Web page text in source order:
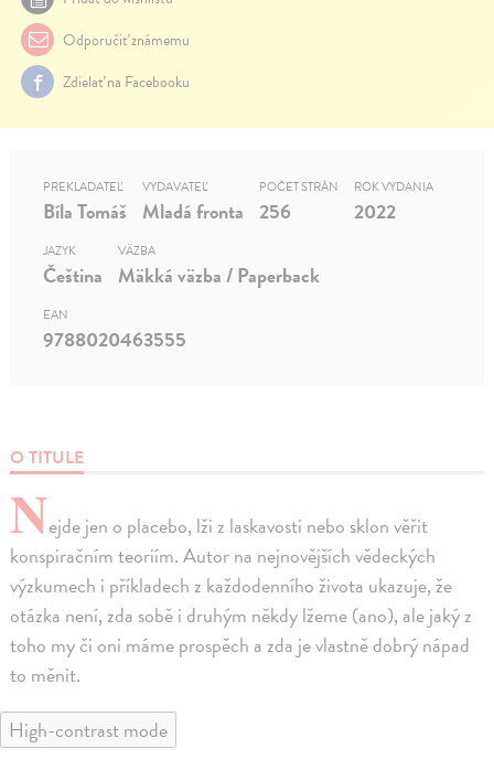
Odporučiť známemu
Zdielať na Facebooku
O TITULE
Nejde jen o placebo, lži z laskavosti nebo sklon věřit
konspiračním teoriím. Autor na nejnovějších vědeckých
výzkumech i příkladech z každodenního života ukazuje, že
otázka není, zda sobě i druhým někdy lžeme (ano), ale jaký z
toho my či oni máme prospěch a zda je vlastně dobrý nápad
to měnit.
PREKLADATEĽ
Bíla Tomáš
VYDAVATEĽ
Mladá fronta
POČET STRÁN
256
ROK VYDANIA
2022
JAZYK
Čeština
VÄZBA
Mäkká väzba / Paperback
EAN
9788020463555
High-contrast mode